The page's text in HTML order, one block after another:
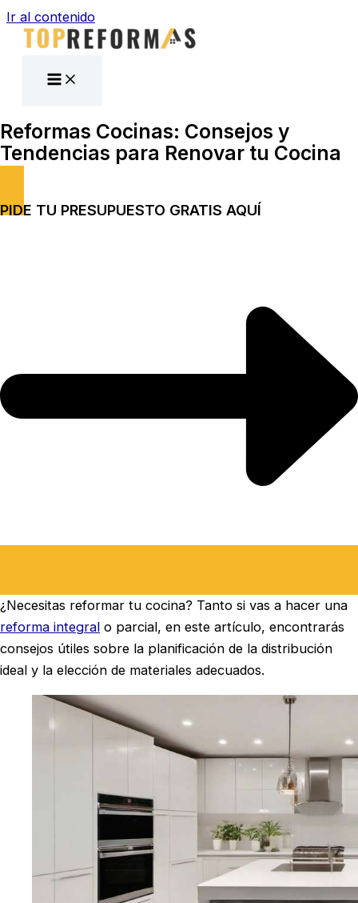
Ir al contenido
Reformas Cocinas: Consejos y
Tendencias para Renovar tu Cocina
PIDE TU PRESUPUESTO GRATIS AQUÍ
¿Necesitas reformar tu cocina? Tanto si vas a hacer una
reforma integral o parcial, en este artículo, encontrarás
consejos útiles sobre la planificación de la distribución
ideal y la elección de materiales adecuados.